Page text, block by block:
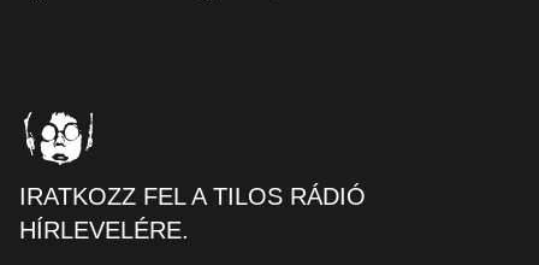
IRATKOZZ FEL A TILOS RÁDIÓ
HÍRLEVELÉRE.